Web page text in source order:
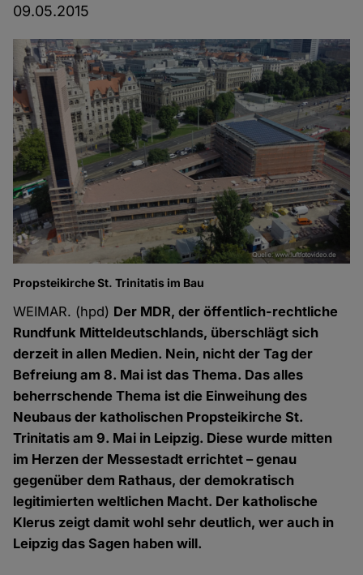
09.05.2015
Propsteikirche St. Trinitatis im Bau
WEIMAR. (hpd) Der MDR, der öffentlich-rechtliche
Rundfunk Mitteldeutschlands, überschlägt sich
derzeit in allen Medien. Nein, nicht der Tag der
Befreiung am 8. Mai ist das Thema. Das alles
beherrschende Thema ist die Einweihung des
Neubaus der katholischen Propsteikirche St.
Trinitatis am 9. Mai in Leipzig. Diese wurde mitten
im Herzen der Messestadt errichtet – genau
gegenüber dem Rathaus, der demokratisch
legitimierten weltlichen Macht. Der katholische
Klerus zeigt damit wohl sehr deutlich, wer auch in
Leipzig das Sagen haben will.